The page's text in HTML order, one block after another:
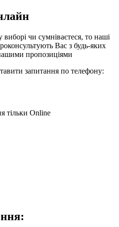
чи сумніваєтеся, то наші
Вас з будь-яких
пропозиціями
запитання по телефону:
тільки Online